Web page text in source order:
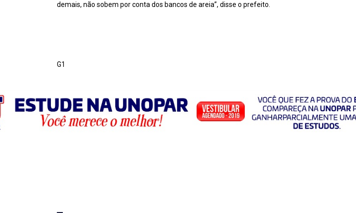
demais, não sobem por conta dos bancos de areia”, disse o prefeito.
G1